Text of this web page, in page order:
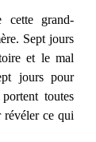
cette grand-
Sept jours
et le mal
jours pour
toutes
révéler ce qui